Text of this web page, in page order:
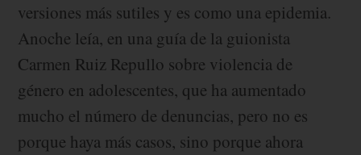
versiones más sutiles y es como una epidemia.
Anoche leía, en una guía de la guionista
Carmen Ruiz Repullo sobre violencia de
género en adolescentes, que ha aumentado
mucho el número de denuncias, pero no es
porque haya más casos, sino porque ahora